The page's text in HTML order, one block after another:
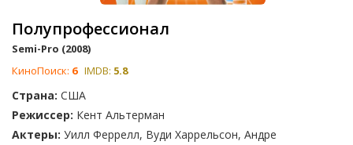
Полупрофессионал
Semi-Pro (2008)
КиноПоиск: 6 IMDB: 5.8
Страна: США
Режиссер: Кент Альтерман
Актеры: Уилл Феррелл, Вуди Харрельсон, Андре